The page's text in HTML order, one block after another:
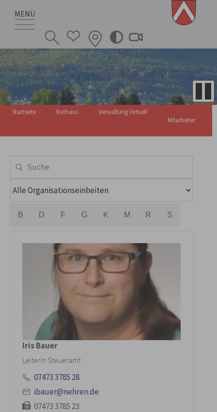
MENÜ
Startseite Rathaus
Verwaltung Virtuell
Mitarbeiter
B D F G K M R S
Iris Bauer
Leiterin Steueramt
07473 3785 28
ibauer@nehren.de
07473 3785 23